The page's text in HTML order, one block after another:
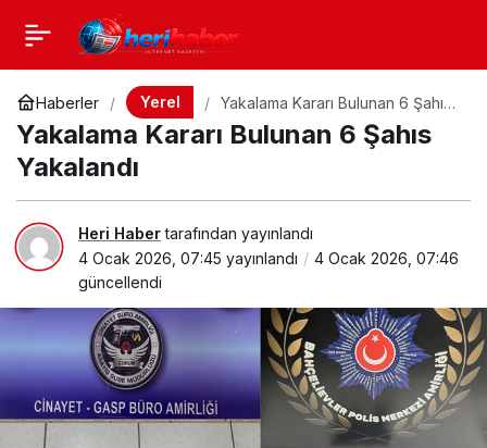
Haberler Yerel
Yakalama Kararı Bulunan 6 Şahıs
Yakalandı
Yakalama Kararı Bulunan 6 Şahıs
Yakalandı
Heri Habertarafından yayınlandı
4 Ocak 2026, 07:45 yayınlandı
4 Ocak 2026, 07:46
güncellendi